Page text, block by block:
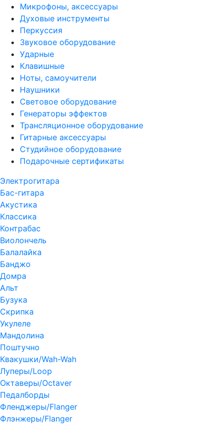
Микрофоны, аксессуары
Духовые инструменты
Перкуссия
Звуковое оборудование
Ударные
Клавишные
Ноты, самоучители
Наушники
Световое оборудование
Генераторы эффектов
Трансляционное оборудование
Гитарные аксессуары
Студийное оборудование
Подарочные сертификаты
Электрогитара
Бас-гитара
Акустика
Классика
Контрабас
Виолончель
Балалайка
Банджо
Домра
Альт
Бузука
Скрипка
Укулеле
Мандолина
Поштучно
Квакушки/Wah-Wah
Луперы/Loop
Октаверы/Octaver
Педалборды
Фленджеры/Flanger
Флэнжеры/Flanger